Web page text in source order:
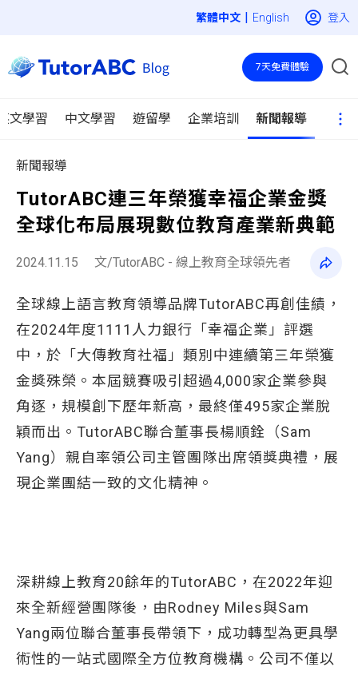
| English 登入
文學習 中文學習 遊留學 企業培訓 新聞報導
7天免費體驗
新聞報導
TutorABC連三年榮獲幸福企業金獎
全球化布局展現數位教育產業新典範
2024.11.15 文/TutorABC - 線上教育全球領先者
全球線上語言教育領導品牌TutorABC再創佳績，
在2024年度1111人力銀行「幸福企業」評選
中，於「大傳教育社福」類別中連續第三年榮獲
金獎殊榮。本屆競賽吸引超過4,000家企業參與
角逐，規模創下歷年新高，最終僅495家企業脫
穎而出。TutorABC聯合董事長楊順銓（Sam
Yang）親自率領公司主管團隊出席領獎典禮，展
現企業團結一致的文化精神。
深耕線上教育20餘年的TutorABC，在2022年迎
來全新經營團隊後，由Rodney Miles與Sam
Yang兩位聯合董事長帶領下，成功轉型為更具學
術性的一站式國際全方位教育機構。公司不僅以